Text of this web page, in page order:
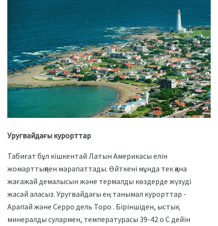
Уругвайдағы курорттар
Табиғат бұл кішкентай Латын Америкасы елін
жомарттықпен марапаттады. Өйткені мұнда тек қана
жағажай демалысын және термалды көздерде жүзуді
жасай аласыз. Уругвайдағы ең танымал курорттар -
Арапай және Серро дель Торо . Біріншіден, ыстық
минералды сулармен, температурасы 39-42 o C дейін